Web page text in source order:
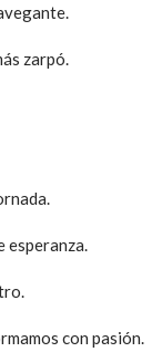
zarpó.
esperanza.
con pasión.